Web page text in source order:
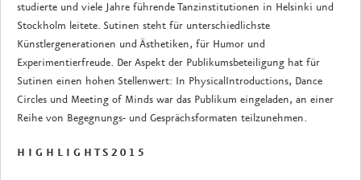
studierte und viele Jahre führende Tanzinstitutionen in Helsinki und
Stockholm leitete. Sutinen steht für unterschiedlichste
Künstlergenerationen und Ästhetiken, für Humor und
Experimentierfreude. Der Aspekt der Publikumsbeteiligung hat für
Sutinen einen hohen Stellenwert: In PhysicalIntroductions, Dance
Circles und Meeting of Minds war das Publikum eingeladen, an einer
Reihe von Begegnungs- und Gesprächsformaten teilzunehmen.
H I G H L I G H T S 2 0 1 5